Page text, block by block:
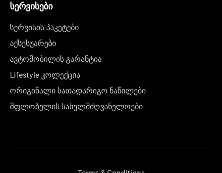
სერვისები
სერვისის პაკეტები
აქსესუარები
ავტომობილის გარანტია
Lifestyle კოლექცია
ორიგინალი სათადარიგო ნაწილები
მფლობელის სახელმძღვანელოები